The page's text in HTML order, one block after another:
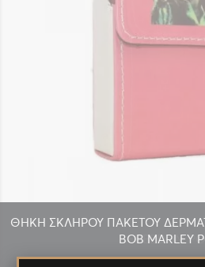
ΘΗΚΗ ΣΚΛΗΡΟΥ ΠΑΚΕΤΟΥ
BOB MARLEY